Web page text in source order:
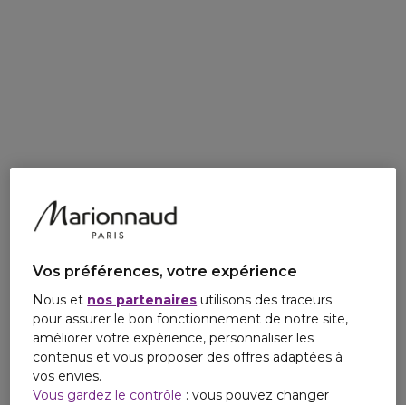
Vos préférences, votre expérience
Nous et nos partenaires utilisons des traceurs
pour assurer le bon fonctionnement de notre site,
améliorer votre expérience, personnaliser les
contenus et vous proposer des offres adaptées à
vos envies.
Vous gardez le contrôle : vous pouvez changer